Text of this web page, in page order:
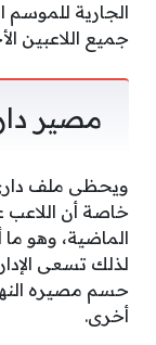
الجارية للموسم
جميع اللاعبين
مصير
ويحظى ملف
خاصة أن اللاعب
الماضية، وهو
لذلك تسعى
حسم مصيره
أخرى.